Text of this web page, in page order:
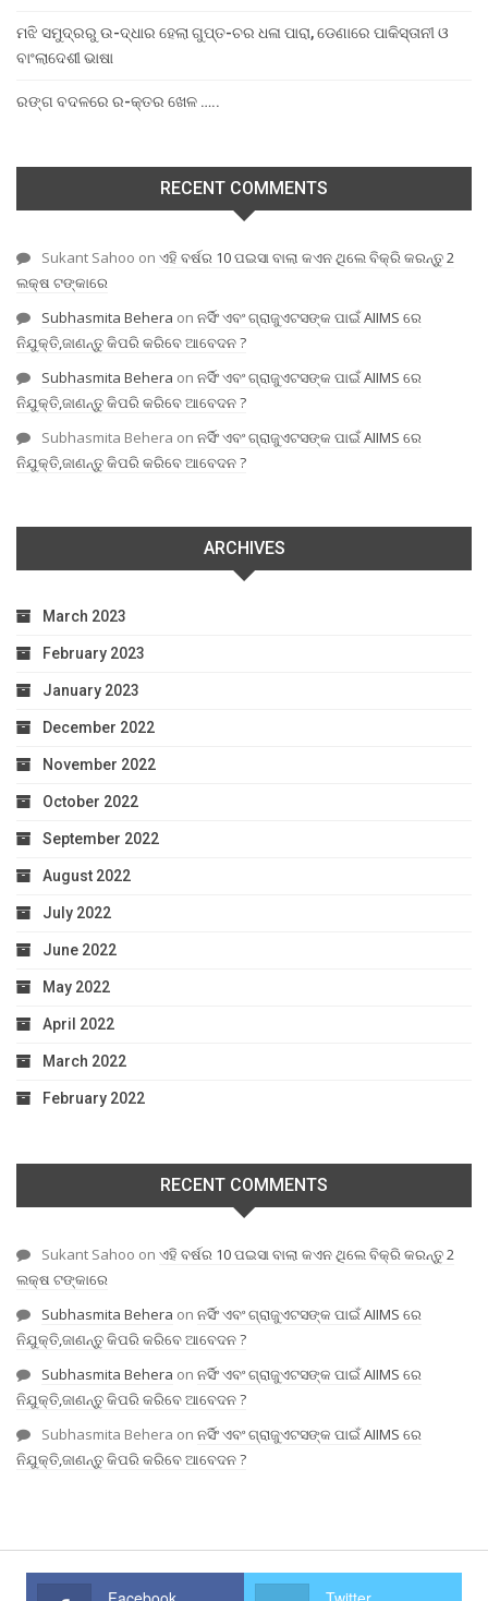
ମଝି ସମୁଦ୍ରରୁ ଉ-ଦ୍ଧାର ହେଲା ଗୁପ୍ତ-ଚର ଧଳା ପାରା, ଡେଣାରେ ପାକିସ୍ତାନୀ ଓ
ବାଂଲାଦେଶୀ ଭାଷା
ରଙ୍ଗ ବଦଳରେ ର-କ୍ତର ଖେଳ …..
RECENT COMMENTS
Sukant Sahoo on ଏହି ବର୍ଷର 10 ପଇସା ବାଲା କଏନ ଥିଲେ ବିକ୍ରି କରନ୍ତୁ 2
ଲକ୍ଷ ଟଙ୍କାରେ
Subhasmita Behera on ନର୍ସିଂ ଏବଂ ଗ୍ରାଜୁଏଟସଙ୍କ ପାଇଁ AIIMS ରେ
ନିଯୁକ୍ତି,ଜାଣନ୍ତୁ କିପରି କରିବେ ଆବେଦନ ?
Subhasmita Behera on ନର୍ସିଂ ଏବଂ ଗ୍ରାଜୁଏଟସଙ୍କ ପାଇଁ AIIMS ରେ
ନିଯୁକ୍ତି,ଜାଣନ୍ତୁ କିପରି କରିବେ ଆବେଦନ ?
Subhasmita Behera on ନର୍ସିଂ ଏବଂ ଗ୍ରାଜୁଏଟସଙ୍କ ପାଇଁ AIIMS ରେ
ନିଯୁକ୍ତି,ଜାଣନ୍ତୁ କିପରି କରିବେ ଆବେଦନ ?
ARCHIVES
March 2023
February 2023
January 2023
December 2022
November 2022
October 2022
September 2022
August 2022
July 2022
June 2022
May 2022
April 2022
March 2022
February 2022
RECENT COMMENTS
Sukant Sahoo on ଏହି ବର୍ଷର 10 ପଇସା ବାଲା କଏନ ଥିଲେ ବିକ୍ରି କରନ୍ତୁ 2
ଲକ୍ଷ ଟଙ୍କାରେ
Subhasmita Behera on ନର୍ସିଂ ଏବଂ ଗ୍ରାଜୁଏଟସଙ୍କ ପାଇଁ AIIMS ରେ
ନିଯୁକ୍ତି,ଜାଣନ୍ତୁ କିପରି କରିବେ ଆବେଦନ ?
Subhasmita Behera on ନର୍ସିଂ ଏବଂ ଗ୍ରାଜୁଏଟସଙ୍କ ପାଇଁ AIIMS ରେ
ନିଯୁକ୍ତି,ଜାଣନ୍ତୁ କିପରି କରିବେ ଆବେଦନ ?
Subhasmita Behera on ନର୍ସିଂ ଏବଂ ଗ୍ରାଜୁଏଟସଙ୍କ ପାଇଁ AIIMS ରେ
ନିଯୁକ୍ତି,ଜାଣନ୍ତୁ କିପରି କରିବେ ଆବେଦନ ?